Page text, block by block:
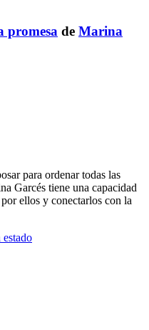
promesa de Marina
para ordenar todas las
Garcés tiene una capacidad
ellos y conectarlos con la
estado